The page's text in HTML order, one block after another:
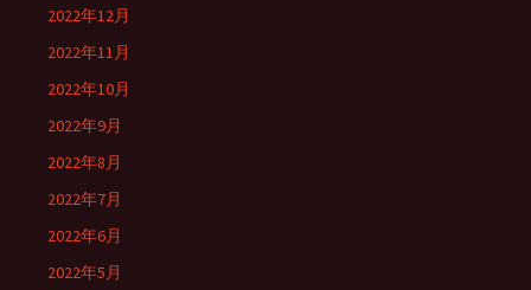
2022年12月
2022年11月
2022年10月
2022年9月
2022年8月
2022年7月
2022年6月
2022年5月